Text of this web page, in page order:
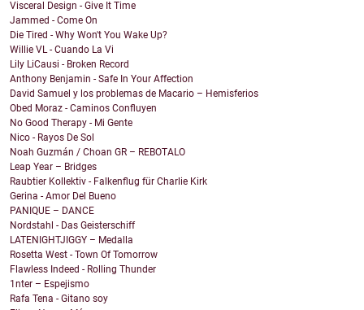
Visceral Design - Give It Time
Jammed - Come On
Die Tired - Why Won't You Wake Up?
Willie VL - Cuando La Vi
Lily LiCausi - Broken Record
Anthony Benjamin - Safe In Your Affection
David Samuel y los problemas de Macario – Hemisferios
Obed Moraz - Caminos Confluyen
No Good Therapy - Mi Gente
Nico - Rayos De Sol
Noah Guzmán / Choan GR – REBOTALO
Leap Year – Bridges
Raubtier Kollektiv - Falkenflug für Charlie Kirk
Gerina - Amor Del Bueno
PANIQUE – DANCE
Nordstahl - Das Geisterschiff
LATENIGHTJIGGY – Medalla
Rosetta West - Town Of Tomorrow
Flawless Indeed - Rolling Thunder
1nter – Espejismo
Rafa Tena - Gitano soy